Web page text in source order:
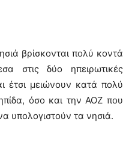
βρίσκονται πολύ κοντά
στις δύο ηπειρωτικές
έτσι μειώνουν κατά πολύ
όσο και την ΑΟΖ που
υπολογιστούν τα νησιά.